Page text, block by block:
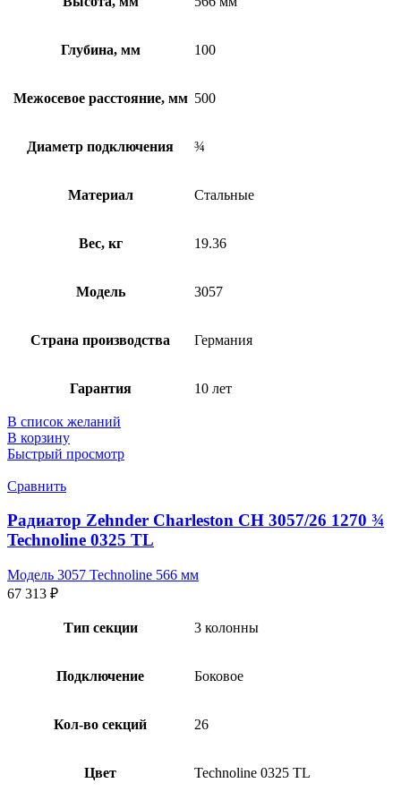
Глубина, мм 100
Межосевое расстояние, мм 500
Диаметр подключения ¾
Материал Стальные
Вес, кг 19.36
Модель 3057
Страна производства Германия
Гарантия 10 лет
В список желаний
В корзину
Быстрый просмотр
Сравнить
Радиатор Zehnder Charleston CH 3057/26 1270 ¾
Technoline 0325 TL
Модель 3057 Technoline 566 мм
67 313 ₽
Тип секции 3 колонны
Подключение Боковое
Кол-во секций 26
Цвет Technoline 0325 TL